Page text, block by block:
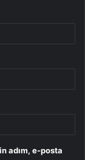
adım, e-posta